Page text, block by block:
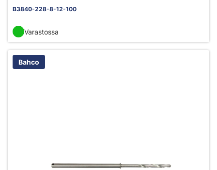
B3840-228-8-12-100
Varastossa
Bahco